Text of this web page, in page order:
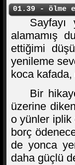
01.39 - ölme
alamamış
ettiğimi
yenileme
koca
Bir
üzerine
o yünler
borç
de yonca
daha güçlü